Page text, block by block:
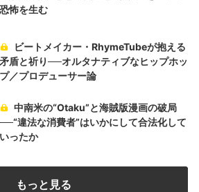
恐怖を生む
ビートメイカー・RhymeTubeが抱える
矛盾と祈り──オルタナティブなヒップホッ
プ／プロデューサー論
中南米の“Otaku”と海賊版漫画の破局
──“違法な消費者”はいかにして合法化して
いったか
もっと見る